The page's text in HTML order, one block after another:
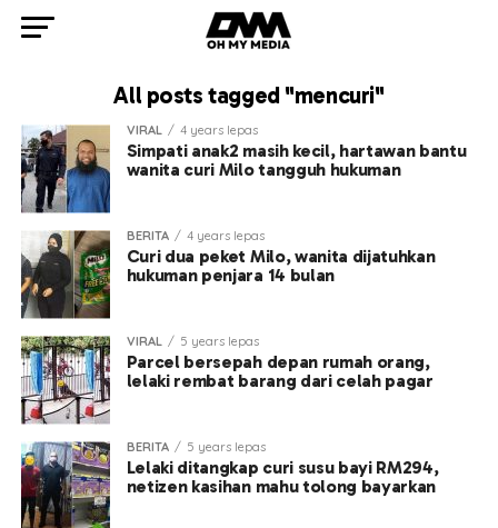
All posts tagged "mencuri"
VIRAL 4 years lepas
Simpati anak2 masih kecil, hartawan bantu
wanita curi Milo tangguh hukuman
BERITA 4 years lepas
Curi dua peket Milo, wanita dijatuhkan
hukuman penjara 14 bulan
VIRAL 5 years lepas
Parcel bersepah depan rumah orang,
lelaki rembat barang dari celah pagar
BERITA 5 years lepas
Lelaki ditangkap curi susu bayi RM294,
netizen kasihan mahu tolong bayarkan